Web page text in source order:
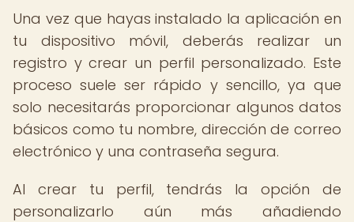
Una vez que hayas instalado la aplicación en
tu dispositivo móvil, deberás realizar un
registro y crear un perfil personalizado. Este
proceso suele ser rápido y sencillo, ya que
solo necesitarás proporcionar algunos datos
básicos como tu nombre, dirección de correo
electrónico y una contraseña segura.
Al crear tu perfil, tendrás la opción de
personalizarlo aún más añadiendo